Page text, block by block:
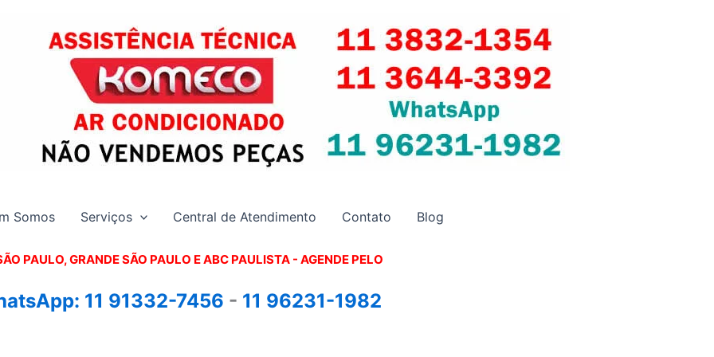
Somos Serviços Central de Atendimento Contato Blog
PAULO, GRANDE SÃO PAULO E ABC PAULISTA - AGENDE PELO
11 91332-7456 - 11 96231-1982